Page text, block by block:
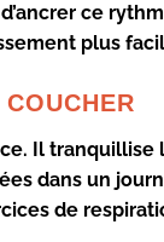
ce
plus
Il tranquillise
dans un
de